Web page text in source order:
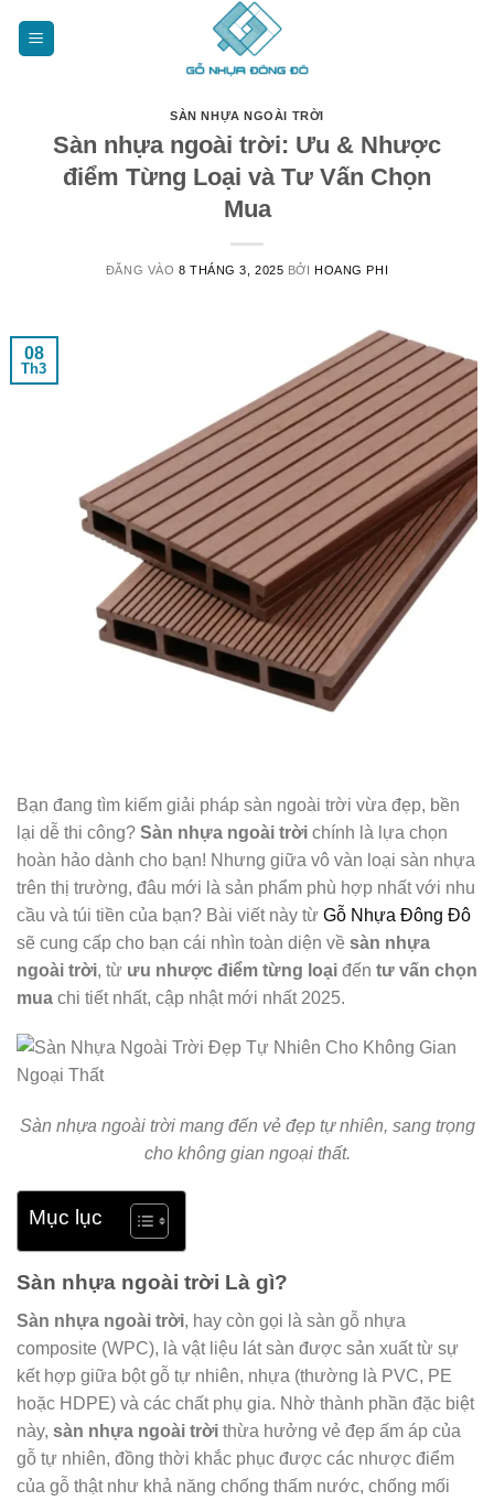
SÀN NHỰA NGOÀI TRỜI
Sàn nhựa ngoài trời: Ưu & Nhược
điểm Từng Loại và Tư Vấn Chọn
Mua
ĐĂNG VÀO 8 THÁNG 3, 2025 BỞIHOANG PHI
08
Th3
Bạn đang tìm kiếm giải pháp sàn ngoài trời vừa đẹp, bền
lại dễ thi công? Sàn nhựa ngoài trời chính là lựa chọn
hoàn hảo dành cho bạn! Nhưng giữa vô vàn loại sàn nhựa
trên thị trường, đâu mới là sản phẩm phù hợp nhất với nhu
cầu và túi tiền của bạn? Bài viết này từ Gỗ Nhựa Đông Đô
sẽ cung cấp cho bạn cái nhìn toàn diện về sàn nhựa
ngoài trời, từ ưu nhược điểm từng loại đến tư vấn chọn
mua chi tiết nhất, cập nhật mới nhất 2025.
Sàn nhựa ngoài trời mang đến vẻ đẹp tự nhiên, sang trọng
cho không gian ngoại thất.
Mục lục
Sàn nhựa ngoài trời Là gì?
Sàn nhựa ngoài trời, hay còn gọi là sàn gỗ nhựa
composite (WPC), là vật liệu lát sàn được sản xuất từ sự
kết hợp giữa bột gỗ tự nhiên, nhựa (thường là PVC, PE
hoặc HDPE) và các chất phụ gia. Nhờ thành phần đặc biệt
này, sàn nhựa ngoài trời thừa hưởng vẻ đẹp ấm áp của
gỗ tự nhiên, đồng thời khắc phục được các nhược điểm
của gỗ thật như khả năng chống thấm nước, chống mối